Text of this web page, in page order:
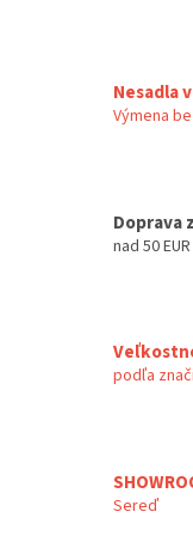
Nesadla
Výmena
Doprava
nad 50 EUR
podľa
Sereď